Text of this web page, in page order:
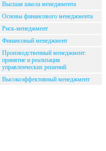
Высшая школа менеджмента
Основы финансового менеджмента
Риск-менеджмент
Финансовый менеджмент
Производственный менеджмент:
принятие и реализация
управленческих решений
Высокоэффективный менеджмент